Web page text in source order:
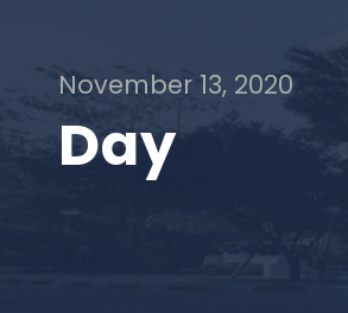
November 13, 2020
Day